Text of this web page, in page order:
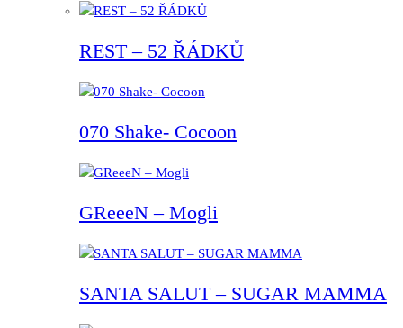
REST – 52 ŘÁDKŮ
070 Shake- Cocoon
GReeeN – Mogli
SANTA SALUT – SUGAR MAMMA